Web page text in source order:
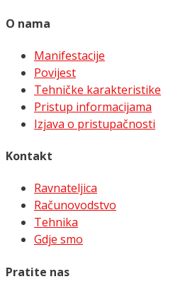
O nama
Manifestacije
Povijest
Tehničke karakteristike
Pristup informacijama
Izjava o pristupačnosti
Kontakt
Ravnateljica
Računovodstvo
Tehnika
Gdje smo
Pratite nas